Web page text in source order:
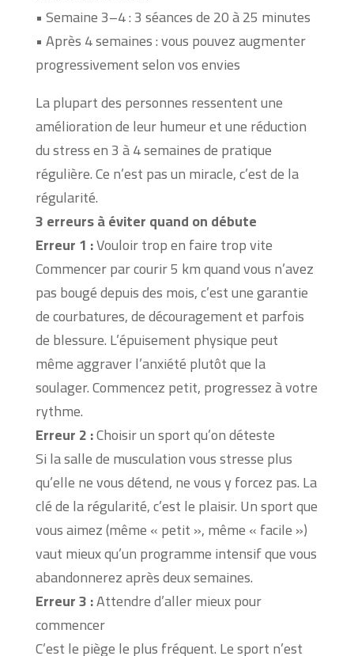
• Semaine 3–4 : 3 séances de 20 à 25 minutes
• Après 4 semaines : vous pouvez augmenter
progressivement selon vos envies
La plupart des personnes ressentent une
amélioration de leur humeur et une réduction
du stress en 3 à 4 semaines de pratique
régulière. Ce n’est pas un miracle, c’est de la
régularité.
3 erreurs à éviter quand on débute
Erreur 1 :Vouloir trop en faire trop vite
Commencer par courir 5 km quand vous n’avez
pas bougé depuis des mois, c’est une garantie
de courbatures, de découragement et parfois
de blessure. L’épuisement physique peut
même aggraver l’anxiété plutôt que la
soulager. Commencez petit, progressez à votre
rythme.
Erreur 2 :Choisir un sport qu’on déteste
Si la salle de musculation vous stresse plus
qu’elle ne vous détend, ne vous y forcez pas. La
clé de la régularité, c’est le plaisir. Un sport que
vous aimez (même « petit », même « facile »)
vaut mieux qu’un programme intensif que vous
abandonnerez après deux semaines.
Erreur 3 :Attendre d’aller mieux pour
commencer
C’est le piège le plus fréquent. Le sport n’est